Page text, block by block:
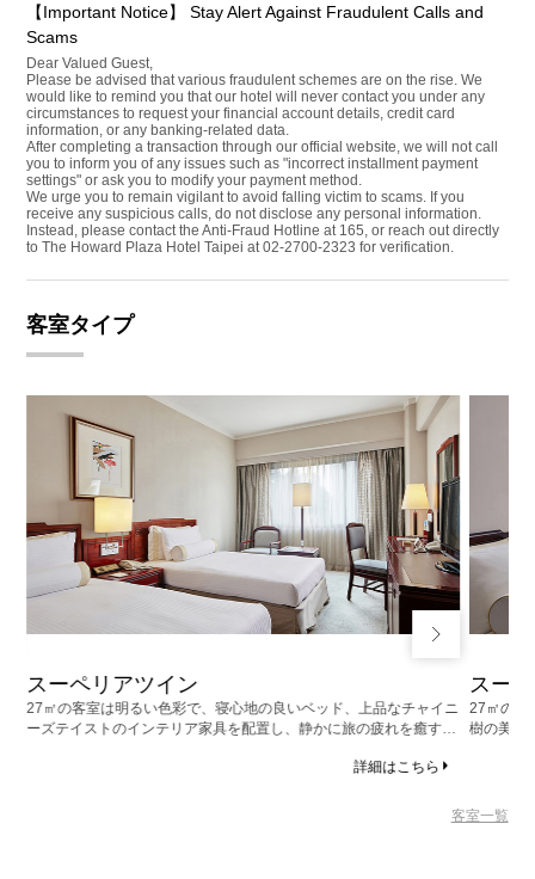
【Important Notice】 Stay Alert Against Fraudulent Calls and
Scams
Dear Valued Guest,
Please be advised that various fraudulent schemes are on the rise. We
would like to remind you that our hotel will never contact you under any
circumstances to request your financial account details, credit card
information, or any banking-related data.
After completing a transaction through our official website, we will not call
you to inform you of any issues such as "incorrect installment payment
settings" or ask you to modify your payment method.
We urge you to remain vigilant to avoid falling victim to scams. If you
receive any suspicious calls, do not disclose any personal information.
Instead, please contact the Anti-Fraud Hotline at 165, or reach out directly
to The Howard Plaza Hotel Taipei at 02-2700-2323 for verification.
客室タイプ
スーペリアツイン
27㎡の客室は明るい色彩で、寝心地の良いベッド、上品なチャイニ
ーズテイストのインテリア家具を配置し、静かに旅の疲れを癒すこ
詳細はこちら
スー
27㎡の広
樹の美し
客室一覧